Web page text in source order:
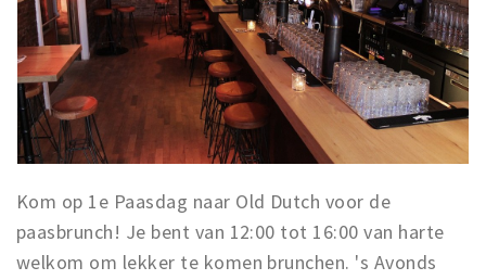
Kom op 1e Paasdag naar Old Dutch voor de
paasbrunch! Je bent van 12:00 tot 16:00 van harte
welkom om lekker te komen brunchen. 's Avonds